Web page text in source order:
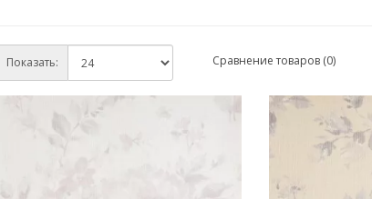
Показать: Сравнение товаров (0)